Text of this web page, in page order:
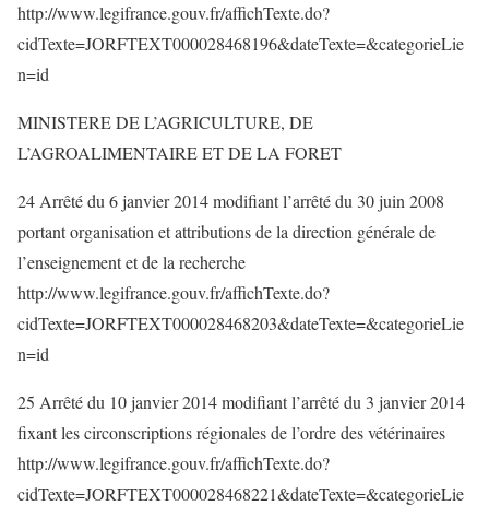
http://www.legifrance.gouv.fr/affichTexte.do?
cidTexte=JORFTEXT000028468196&dateTexte=&categorieLie
n=id
MINISTERE DE L’AGRICULTURE, DE
L’AGROALIMENTAIRE ET DE LA FORET
24 Arrêté du 6 janvier 2014 modifiant l’arrêté du 30 juin 2008
portant organisation et attributions de la direction générale de
l’enseignement et de la recherche
http://www.legifrance.gouv.fr/affichTexte.do?
cidTexte=JORFTEXT000028468203&dateTexte=&categorieLie
n=id
25 Arrêté du 10 janvier 2014 modifiant l’arrêté du 3 janvier 2014
fixant les circonscriptions régionales de l’ordre des vétérinaires
http://www.legifrance.gouv.fr/affichTexte.do?
cidTexte=JORFTEXT000028468221&dateTexte=&categorieLie